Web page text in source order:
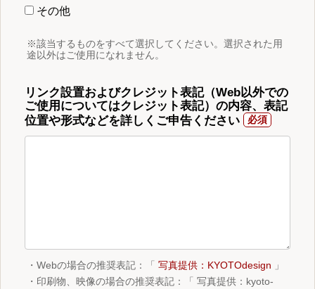
その他
※該当するものをすべて選択してください。選択された用
途以外はご使用になれません。
リンク設置およびクレジット表記（Web以外での
ご使用についてはクレジット表記）の内容、表記
位置や形式などを詳しくご申告ください
・Webの場合の推奨表記：「 写真提供：KYOTOdesign 」
・印刷物、映像の場合の推奨表記：「 写真提供：kyoto-